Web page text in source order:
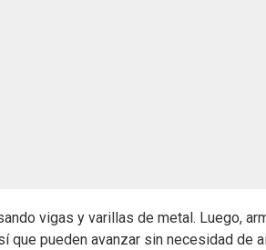
vigas y varillas de metal. Luego,
que pueden avanzar sin necesidad de